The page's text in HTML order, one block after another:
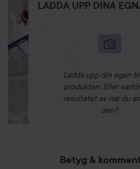
LADDA UPP DINA
Ladda upp din egen
produkten. Eller
resultatet av när du
den?
Betyg &